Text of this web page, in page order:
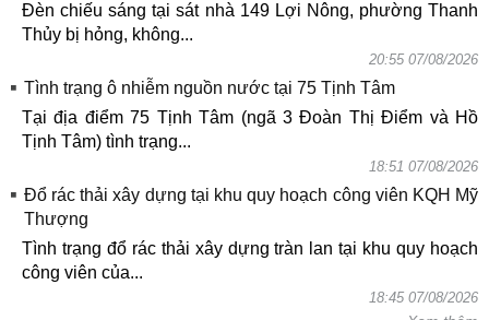
Đèn chiếu sáng tại sát nhà 149 Lợi Nông, phường Thanh
Thủy bị hỏng, không...
20:55 07/08/2026
Tình trạng ô nhiễm nguồn nước tại 75 Tịnh Tâm
Tại địa điểm 75 Tịnh Tâm (ngã 3 Đoàn Thị Điểm và Hồ
Tịnh Tâm) tình trạng...
18:51 07/08/2026
Đổ rác thải xây dựng tại khu quy hoạch công viên KQH Mỹ
Thượng
Tình trạng đổ rác thải xây dựng tràn lan tại khu quy hoạch
công viên của...
18:45 07/08/2026